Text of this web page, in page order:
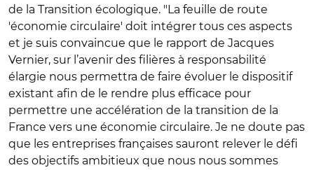
de la Transition écologique. "La feuille de route
'économie circulaire' doit intégrer tous ces aspects
et je suis convaincue que le rapport de Jacques
Vernier, sur l’avenir des filières à responsabilité
élargie nous permettra de faire évoluer le dispositif
existant afin de le rendre plus efficace pour
permettre une accélération de la transition de la
France vers une économie circulaire. Je ne doute pas
que les entreprises françaises sauront relever le défi
des objectifs ambitieux que nous nous sommes